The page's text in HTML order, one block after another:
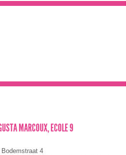
MARCOUX, ECOLE 9
Bodemstraat 4